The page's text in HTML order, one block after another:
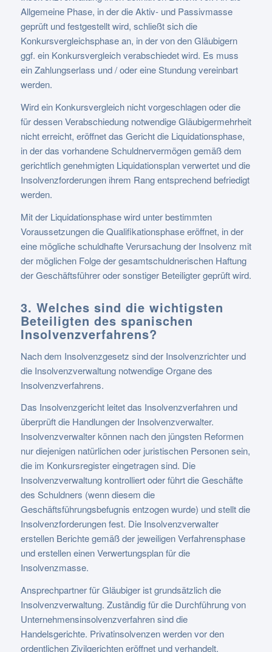
Allgemeine Phase, in der die Aktiv- und Passivmasse
geprüft und festgestellt wird, schließt sich die
Konkursvergleichsphase an, in der von den Gläubigern
ggf. ein Konkursvergleich verabschiedet wird. Es muss
ein Zahlungserlass und / oder eine Stundung vereinbart
werden.
Wird ein Konkursvergleich nicht vorgeschlagen oder die
für dessen Verabschiedung notwendige Gläubigermehrheit
nicht erreicht, eröffnet das Gericht die Liquidationsphase,
in der das vorhandene Schuldnervermögen gemäß dem
gerichtlich genehmigten Liquidationsplan verwertet und die
Insolvenzforderungen ihrem Rang entsprechend befriedigt
werden.
Mit der Liquidationsphase wird unter bestimmten
Voraussetzungen die Qualifikationsphase eröffnet, in der
eine mögliche schuldhafte Verursachung der Insolvenz mit
der möglichen Folge der gesamtschuldnerischen Haftung
der Geschäftsführer oder sonstiger Beteiligter geprüft wird.
3. Welches sind die wichtigsten
Beteiligten des spanischen
Insolvenzverfahrens?
Nach dem Insolvenzgesetz sind der Insolvenzrichter und
die Insolvenzverwaltung notwendige Organe des
Insolvenzverfahrens.
Das Insolvenzgericht leitet das Insolvenzverfahren und
überprüft die Handlungen der Insolvenzverwalter.
Insolvenzverwalter können nach den jüngsten Reformen
nur diejenigen natürlichen oder juristischen Personen sein,
die im Konkursregister eingetragen sind. Die
Insolvenzverwaltung kontrolliert oder führt die Geschäfte
des Schuldners (wenn diesem die
Geschäftsführungsbefugnis entzogen wurde) und stellt die
Insolvenzforderungen fest. Die Insolvenzverwalter
erstellen Berichte gemäß der jeweiligen Verfahrensphase
und erstellen einen Verwertungsplan für die
Insolvenzmasse.
Ansprechpartner für Gläubiger ist grundsätzlich die
Insolvenzverwaltung. Zuständig für die Durchführung von
Unternehmensinsolvenzverfahren sind die
Handelsgerichte. Privatinsolvenzen werden vor den
ordentlichen Zivilgerichten eröffnet und verhandelt.